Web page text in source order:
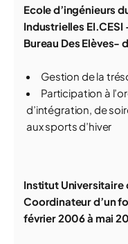
Ecole d’ingénieurs
Industrielles
Bureau Des Elèves-
Gestion de la
Participation à
d’intégration, de
aux sports d’hiver
Institut Universitaire
Coordinateur d’un
février 2006 à mai